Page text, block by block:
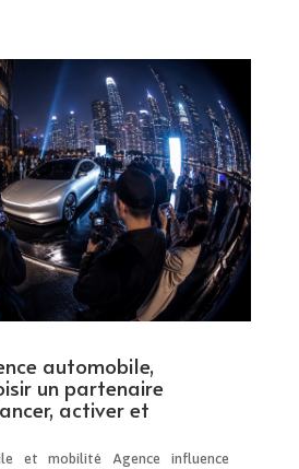
automobile,
un partenaire
activer et
et mobilité Agence influence